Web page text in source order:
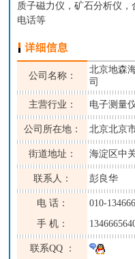
质子磁力仪，矿石分析仪
电话等
公司名称：
北京地森
司
主营行业： 电子测量
公司所在地： 北京北京
街道地址： 海淀区中
联系人： 彭良华
电 话：
010-
手 机：
联系QQ ：